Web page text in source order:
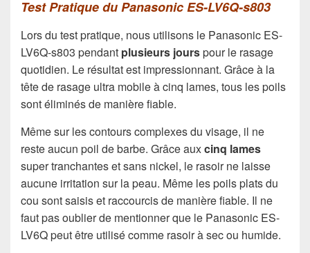
Test Pratique du Panasonic ES-LV6Q-s803
Lors du test pratique, nous utilisons le Panasonic ES-
LV6Q-s803 pendant plusieurs jourspour le rasage
quotidien. Le résultat est impressionnant. Grâce à la
tête de rasage ultra mobile à cinq lames, tous les poils
sont éliminés de manière fiable.
Même sur les contours complexes du visage, il ne
reste aucun poil de barbe. Grâce auxcinq lames
super tranchantes et sans nickel, le rasoir ne laisse
aucune irritation sur la peau. Même les poils plats du
cou sont saisis et raccourcis de manière fiable. Il ne
faut pas oublier de mentionner que le Panasonic ES-
LV6Q peut être utilisé comme rasoir à sec ou humide.